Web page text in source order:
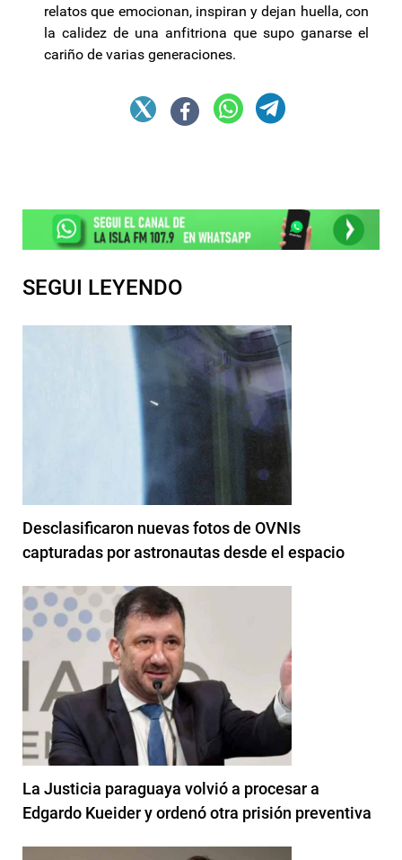
relatos que emocionan, inspiran y dejan huella, con
la calidez de una anfitriona que supo ganarse el
cariño de varias generaciones.
SEGUI LEYENDO
Desclasificaron nuevas fotos de OVNIs
capturadas por astronautas desde el espacio
La Justicia paraguaya volvió a procesar a
Edgardo Kueider y ordenó otra prisión preventiva